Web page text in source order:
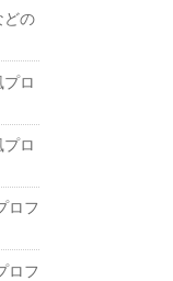
どの
ロ
ロ
ロフ
ロフ